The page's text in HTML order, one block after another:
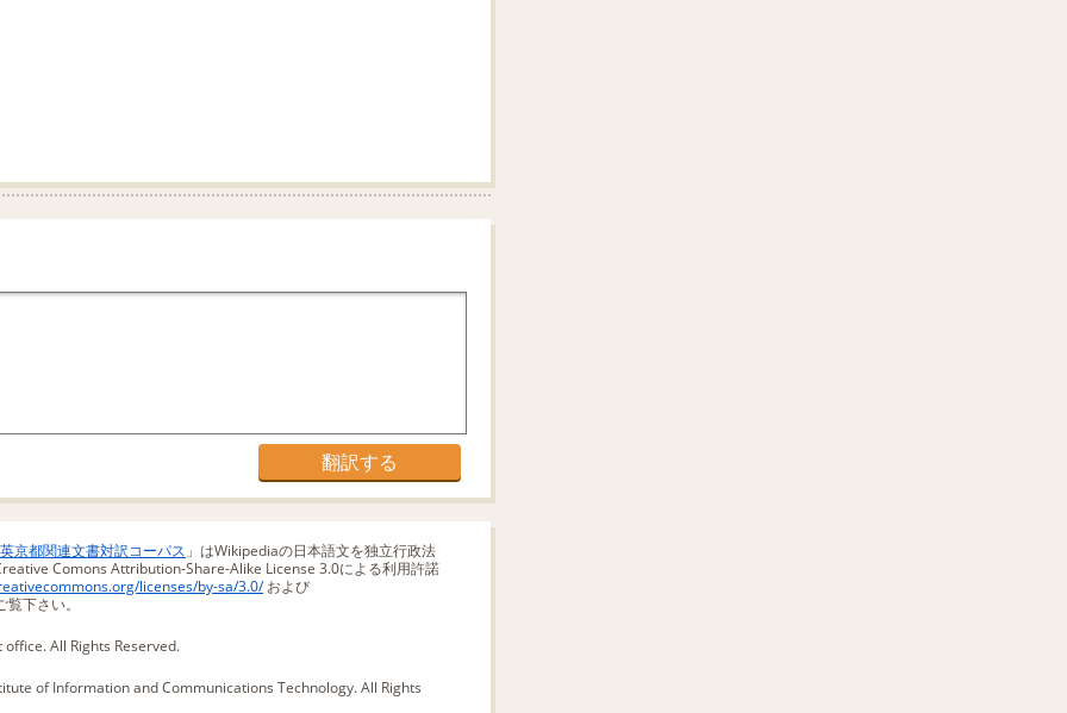
京都関連文書対訳コーパス 」はWikipediaの日本語文を独立行政法
Comons Attribution-Share-Alike License 3.0による利用許諾
licenses/by-sa/3.0/および
下さい。
All Rights Reserved.
of Information and Communications Technology. All Rights